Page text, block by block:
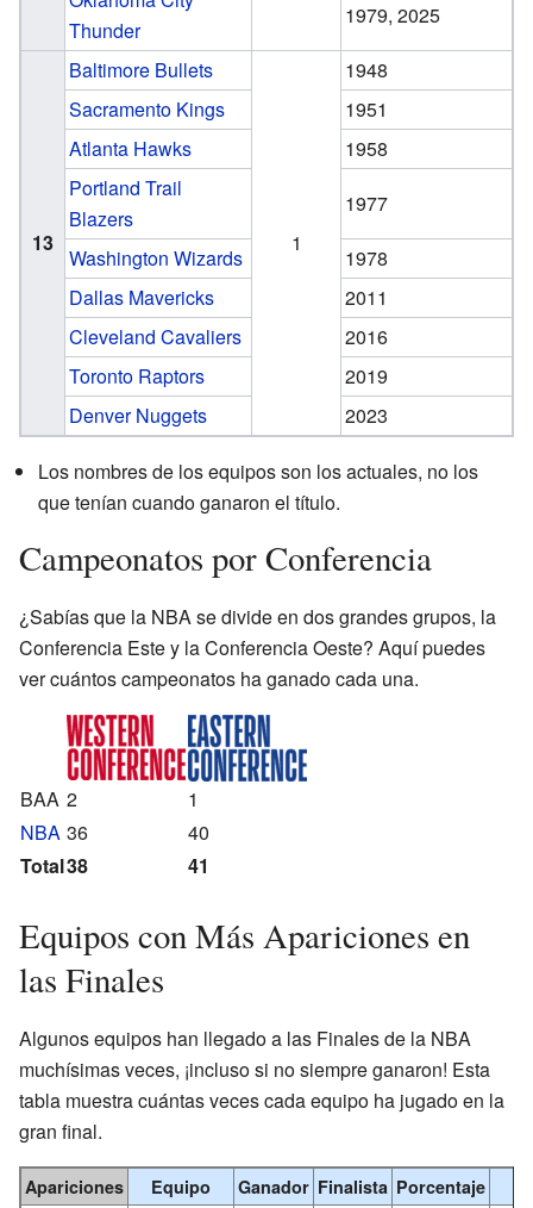
Thunder
1979, 2025
13
Baltimore Bullets
1
1948
Sacramento Kings
1951
Atlanta Hawks
1958
Portland Trail
Blazers
1977
Washington Wizards
1978
Dallas Mavericks
2011
Cleveland Cavaliers
2016
Toronto Raptors
2019
Denver Nuggets
2023
Los nombres de los equipos son los actuales, no los
que tenían cuando ganaron el título.
Campeonatos por Conferencia
¿Sabías que la NBA se divide en dos grandes grupos, la
Conferencia Este y la Conferencia Oeste? Aquí puedes
ver cuántos campeonatos ha ganado cada una.
BAA 2
1
NBA 36
40
Total38 41
Equipos con Más Apariciones en
las Finales
Algunos equipos han llegado a las Finales de la NBA
muchísimas veces, ¡incluso si no siempre ganaron! Esta
tabla muestra cuántas veces cada equipo ha jugado en la
gran final.
Apariciones Equipo Ganador Finalista Porcentaje